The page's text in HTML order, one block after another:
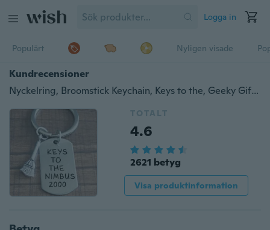
Logga in
Populärt Nyligen visade
Kundrecensioner
Nyckelring, Broomstick Keychain, Keys to the, Geeky Gift, Cosplay
TOTALT
4.6
2621 betyg
Visa produktinformation